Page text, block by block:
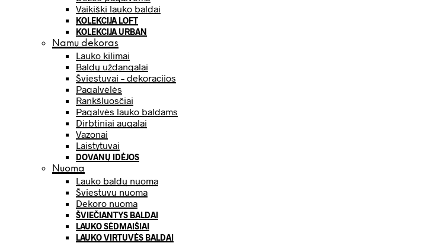
Vaikiški lauko baldai
KOLEKCIJA LOFT
KOLEKCIJA URBAN
Namų dekoras
Lauko kilimai
Baldų uždangalai
Šviestuvai – dekoracijos
Pagalvėlės
Rankšluosčiai
Pagalvės lauko baldams
Dirbtiniai augalai
Vazonai
Laistytuvai
DOVANŲ IDĖJOS
Nuoma
Lauko baldų nuoma
Šviestuvų nuoma
Dekoro nuoma
ŠVIEČIANTYS BALDAI
LAUKO SĖDMAIŠIAI
LAUKO VIRTUVĖS BALDAI